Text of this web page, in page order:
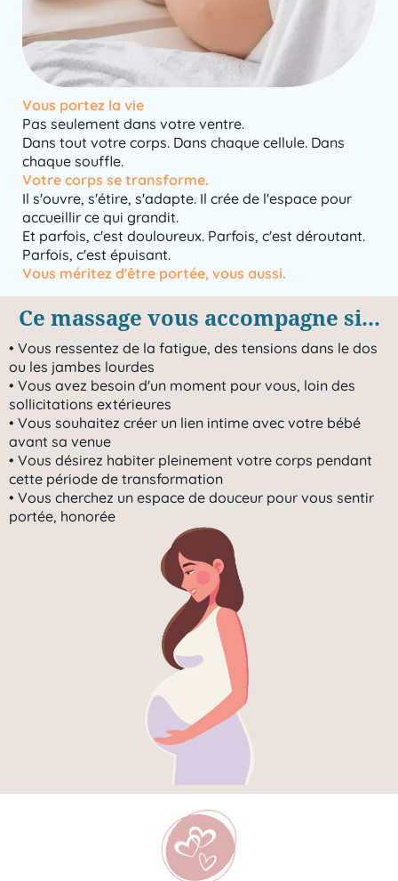
Vous portez la vie
Pas seulement dans votre ventre.
Dans tout votre corps. Dans chaque cellule. Dans
chaque souffle.
Votre corps se transforme.
Il s'ouvre, s'étire, s'adapte. Il crée de l'espace pour
accueillir ce qui grandit.
Et parfois, c'est douloureux. Parfois, c'est déroutant.
Parfois, c'est épuisant.
Vous méritez d'être portée, vous aussi.
Ce massage vous accompagne si...
• Vous ressentez de la fatigue, des tensions dans le dos
ou les jambes lourdes
• Vous avez besoin d'un moment pour vous, loin des
sollicitations extérieures
• Vous souhaitez créer un lien intime avec votre bébé
avant sa venue
• Vous désirez habiter pleinement votre corps pendant
cette période de transformation
• Vous cherchez un espace de douceur pour vous sentir
portée, honorée